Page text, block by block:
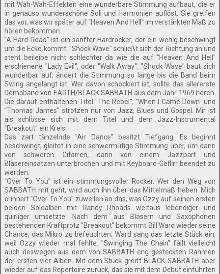
mit Wah-Wah-Effekten eine wunderbare Stimmung aufbaut, die er
in genauso wunderschöne Soli und Harmonien auflöst. Sie greifen
das vor, was wir später auf "Heaven And Hell" im verstärkten Maß zu
hören bekommen.
"A Hard Road" ist ein sanfter Hardrocker, der ein wenig beschwingt
um die Ecke kommt. "Shock Wave" schließt sich der Richtung an und
steht beileibe nicht schlechter da wie die auf "Heaven And Hell"
erschienene "Lady Evil", oder "Walk Away". "Shock Wave" baut sich
wunderbar auf, ändert die Stimmung so lange bis die Band beim
Swing angelangt ist. Wer davon schockiert ist, sollte das allererste
Demoband von EARTH/BLACK SABBATH aus dem Jahr 1969 hören.
Die darauf enthaltenen Titel "The Rebel", "When I Came Down" und
"Thomas James" strotzen nur von Jazz, Blues und Gospel. Mir ist
als schlösse sich mit dem Titel und dem Jazz-Instrumental
"Breakout" ein Kreis.
Das zart tänzelnde "Air Dance" besitzt Tiefgang. Es beginnt
beschwingt, gleitet in eine schwermütige Stimmung über, um dann
von schweren Gitarren, dann von einem Jazzpart und
Bläsereinsätzen unterbrochen und mit Keyboard-Geflirr beendet zu
werden.
"Over To You" ist ein stimmungsvoller Rocker. Wer den Weg von
SABBATH mit geht, wird auch ihn über das Mittelmaß heben. Mich
erinnert "Over To You" zuweilen an das, was Ozzy auf seinen ersten
beiden Soloalben mit Randy Rhoads weitaus lebendiger und
quirliger umsetzte. Nach dem aus Bläsern und Saxophonen
bestehenden Kraftprotz "Breakout" bekommt Bill Ward wieder seine
Chance, das Mikro zu befeuchten. Ward sang das letzte Stück ein,
weil Ozzy wieder mal fehlte. "Swinging The Chain" fällt vielleicht
auch deswegen aus dem von SABBATH eng gesteckten Rahmen
der ersten vier Alben. Mit dem Stück greift BLACK SABBATH aber
wieder auf das Repertoire zurück, das sie mit dem Debüt einführten